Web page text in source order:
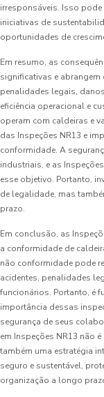
irresponsáveis. Isso pode
iniciativas de
oportunidades de
Em resumo, as
significativas e
penalidades legais,
eficiência operacional e
operam com caldeiras e
das Inspeções NR13 e
conformidade. A
industriais, e as
esse objetivo. Portanto,
de legalidade, mas
prazo.
Em conclusão, as
a conformidade de
não conformidade pode
acidentes, penalidades
funcionários. Portanto, é
importância dessas
segurança de seus
em Inspeções NR13 não
também uma estratégia
seguro e sustentável,
organização a longo